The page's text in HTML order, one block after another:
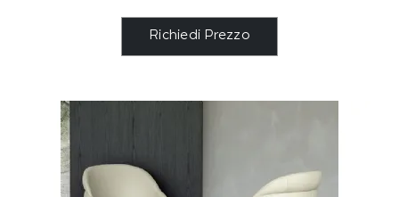
Richiedi Prezzo